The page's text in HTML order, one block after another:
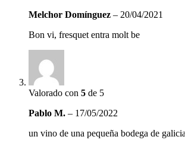
Melchor Domínguez – 20/04/2021
Bon vi, fresquet entra molt be
Valorado con 5 de 5
Pablo M. – 17/05/2022
un vino de una pequeña bodega de